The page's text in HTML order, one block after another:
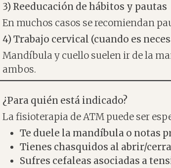
3) Reeducación de hábitos y pautas
En muchos casos se recomiendan
4) Trabajo cervical (cuando es
Mandíbula y cuello suelen ir de la
ambos.
¿Para quién está indicado?
La fisioterapia de ATM puede ser
Te duele la mandíbula o notas
Tienes chasquidos al abrir/
Sufres cefaleas asociadas a